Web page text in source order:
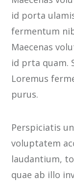
id porta
fermentum
Maecenas
id prta quam.
Loremus
purus.
Perspiciatis
voluptatem
laudantium,
quae ab illo